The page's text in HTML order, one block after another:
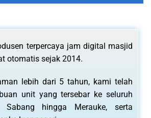
terpercaya jam digital masjid
otomatis sejak 2014.
lebih dari 5 tahun, kami telah
unit yang tersebar ke seluruh
Sabang hingga Merauke, serta